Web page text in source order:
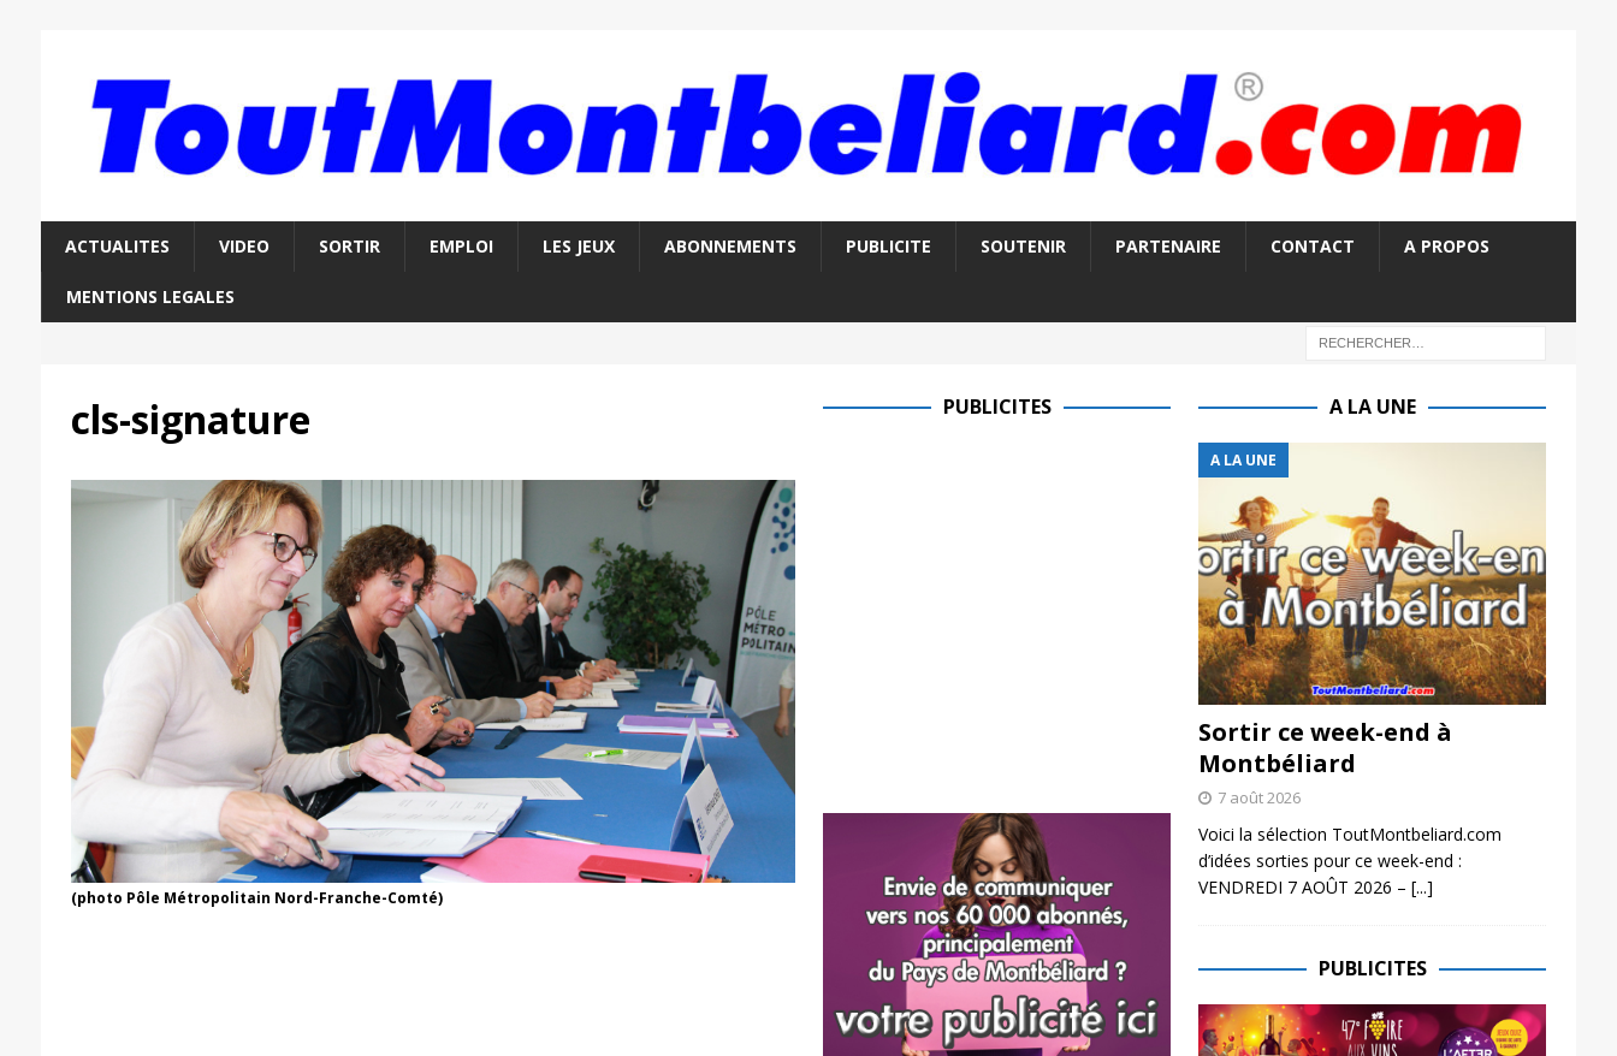
ACTUALITES VIDEO SORTIR EMPLOI LES JEUX ABONNEMENTS PUBLICITE SOUTENIR PARTENAIRE CONTACT A PROPOS
MENTIONS LEGALES
cls-signature
(photo Pôle Métropolitain Nord-Franche-Comté)
PUBLICITES A LA UNE
A LA UNE
Sortir ce week-end à
Montbéliard
7 août 2026
Voici la sélection ToutMontbeliard.com
d’idées sorties pour ce week-end :
VENDREDI 7 AOÛT 2026 – [...]
PUBLICITES